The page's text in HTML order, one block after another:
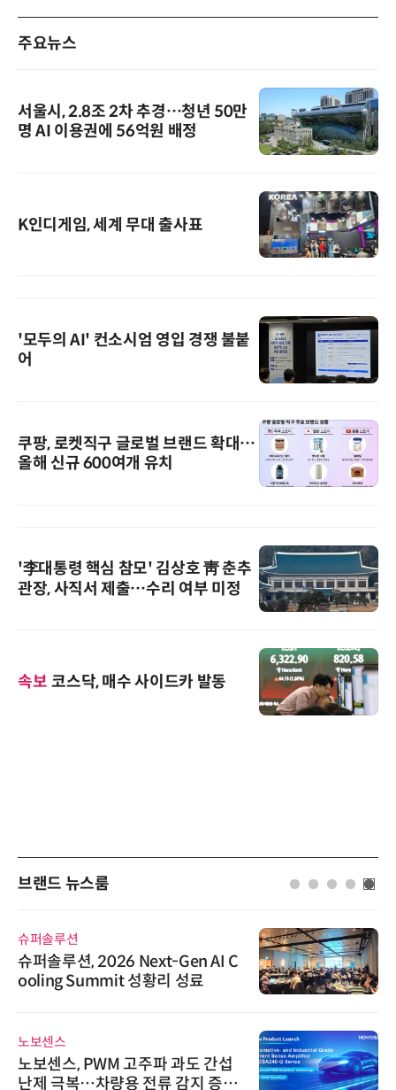
주요뉴스
서울시, 2.8조 2차 추경…청년 50만
명 AI 이용권에 56억원 배정
K인디게임, 세계 무대 출사표
'모두의 AI' 컨소시엄 영입 경쟁 불붙
어
쿠팡, 로켓직구 글로벌 브랜드 확대…
올해 신규 600여개 유치
'李대통령 핵심 참모' 김상호 靑 춘추
관장, 사직서 제출…수리 여부 미정
속보 코스닥, 매수 사이드카 발동
브랜드 뉴스룸
슈퍼솔루션
슈퍼솔루션, 2026 Next-Gen AI C
ooling Summit 성황리 성료
노보센스
노보센스, PWM 고주파 과도 간섭
난제 극복…차량용 전류 감지 증폭